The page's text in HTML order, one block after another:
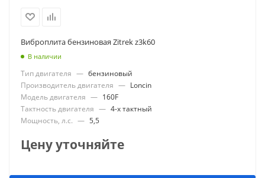
Виброплита бензиновая Zitrek z3k60
В наличии
Тип двигателя — бензиновый
Производитель двигателя — Loncin
Модель двигателя — 160F
Тактность двигателя — 4-х тактный
Мощность, л.с. — 5,5
Цену уточняйте